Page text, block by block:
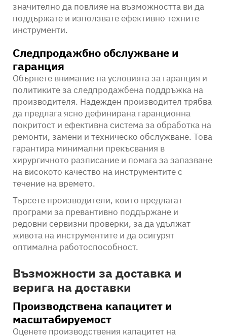
значително да повлияе на възможността ви да
поддържате и използвате ефективно техните
инструменти.
Следпродажбно обслужване и
гаранция
Обърнете внимание на условията за гаранция и
политиките за следпродажбена поддръжка на
производителя. Надежден производител трябва
да предлага ясно дефинирана гаранционна
покритост и ефективна система за обработка на
ремонти, замени и техническо обслужване. Това
гарантира минимални прекъсвания в
хирургичното разписание и помага за запазване
на високото качество на инструментите с
течение на времето.
Търсете производители, които предлагат
програми за превантивно поддържане и
редовни сервизни проверки, за да удължат
живота на инструментите и да осигурят
оптимална работоспособност.
Възможности за доставка и
верига на доставки
Производствена капацитет и
масштабируемост
Оценете производствения капацитет на